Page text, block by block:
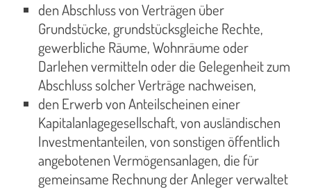
den Abschluss von Verträgen über
Grundstücke, grundstücksgleiche Rechte,
gewerbliche Räume, Wohnräume oder
Darlehen vermitteln oder die Gelegenheit zum
Abschluss solcher Verträge nachweisen,
den Erwerb von Anteilscheinen einer
Kapitalanlagegesellschaft, von ausländischen
Investmentanteilen, von sonstigen öffentlich
angebotenen Vermögensanlagen, die für
gemeinsame Rechnung der Anleger verwaltet